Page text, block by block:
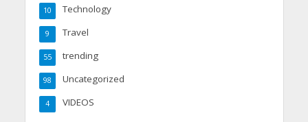
Technology
10
Travel
9
trending
55
Uncategorized
98
VIDEOS
4